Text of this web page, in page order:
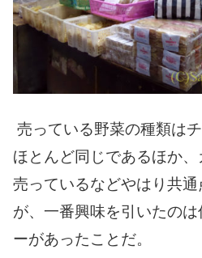
売っている野菜の種類は
ほとんど同じであるほか
売っているなどやはり共
が、一番興味を引いたの
ーがあったことだ。